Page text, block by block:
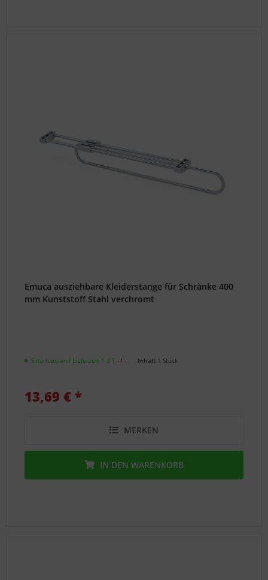
Emuca ausziehbare Kleiderstange für Schränke 400
mm Kunststoff Stahl verchromt
Sofortversand Lieferzeit 1-3 T- ℹ - Inhalt 1 Stück
13,69 € *
MERKEN
IN DEN WARENKORB